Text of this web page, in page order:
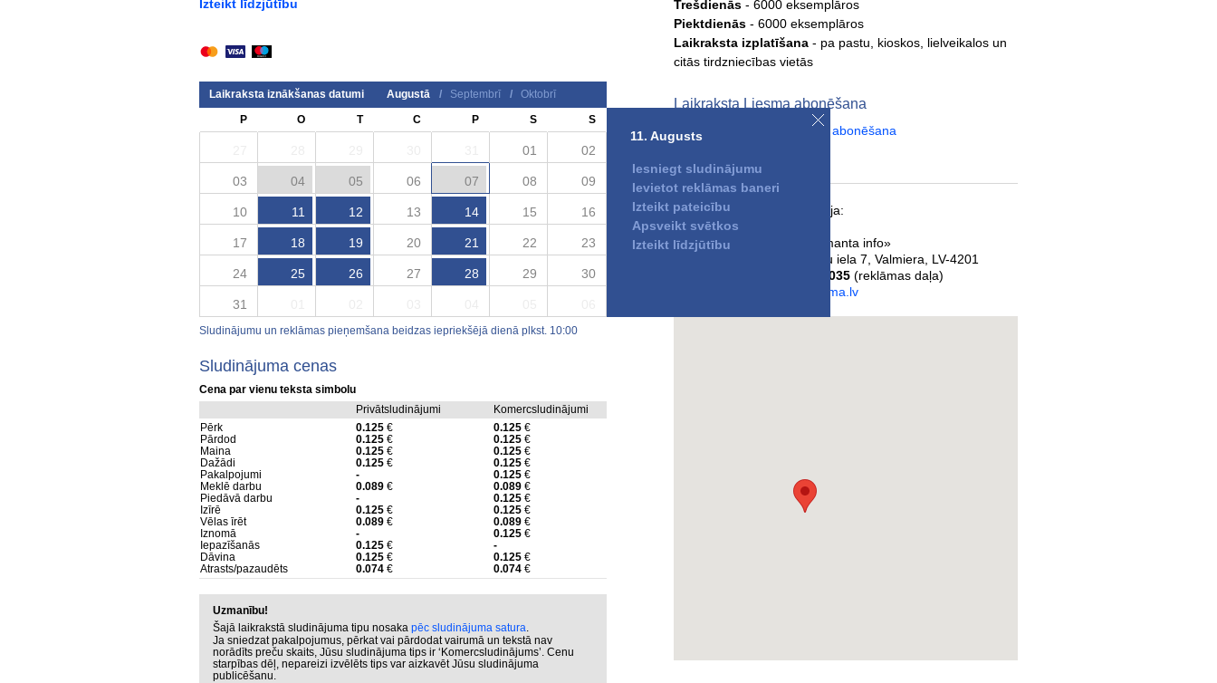
Izteikt līdzjūtību
Laikraksta iznākšanas datumi Augustā / Septembrī /
Oktobrī
P
O T C P S S
01 02
03 04 05 06 07 08 09
10 11 12 13 14 15 16
17 18 19 20 21 22 23
24 25 26 27 28 29 30
31
11. Augusts
Iesniegt sludinājumu
Ievietot reklāmas baneri
Izteikt pateicību
Apsveikt svētkos
Izteikt līdzjūtību
Sludinājumu un reklāmas pieņemšana beidzas iepriekšējā dienā plkst. 10:00
Sludinājuma cenas
Cena par vienu teksta simbolu
Privātsludinājumi
Komercsludinājumi
Pērk
0.125 € 0.125 €
Pārdod
0.125 € 0.125 €
Maina
0.125 € 0.125 €
Dažādi
0.125 € 0.125 €
Pakalpojumi
- 0.125 €
Meklē darbu
0.089 € 0.089 €
Piedāvā darbu
- 0.125 €
Izīrē
0.125 € 0.125 €
Vēlas īrēt
0.089 € 0.089 €
Iznomā
- 0.125 €
Iepazīšanās
0.125 €
-
Dāvina
0.125 € 0.125 €
Atrasts/pazaudēts
0.074 € 0.074 €
Uzmanību!
Šajā laikrakstā sludinājuma tipu nosaka pēc sludinājuma satura.
Ja sniedzat pakalpojumus, pērkat vai pārdodat vairumā un tekstā nav
norādīts preču skaits, Jūsu sludinājuma tips ir ‘Komercsludinājums’. Cenu
starpības dēļ, nepareizi izvēlēts tips var aizkavēt Jūsu sludinājuma
publicēšanu.
Trešdienās - 6000 eksemplāros
Piektdienās - 6000 eksemplāros
Laikraksta izplatīšana - pa pastu, kioskos, lielveikalos un
citās tirdzniecības vietās
Laikraksta Liesma abonēšana
Liesma - drukātā laikraksta abonēšana
Laikraksta kontaktinformācija:
Laikraksta izdevējs:
SIA «Imanta info»
Ziemeļu iela 7 Valmiera
LV-4201
29449035 (reklāmas daļa)
www.eliesma.lv